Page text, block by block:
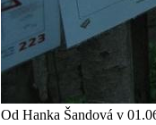
Od Hanka Šandová v